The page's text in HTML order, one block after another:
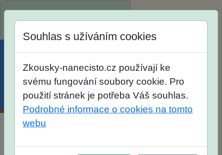
Menu Účet Košík
Souhlas s užíváním cookies
Zkousky-nanecisto.cz používají ke
svému fungování soubory cookie. Pro
použití stránek je potřeba Váš souhlas.
Podrobné informace o cookies na tomto
webu